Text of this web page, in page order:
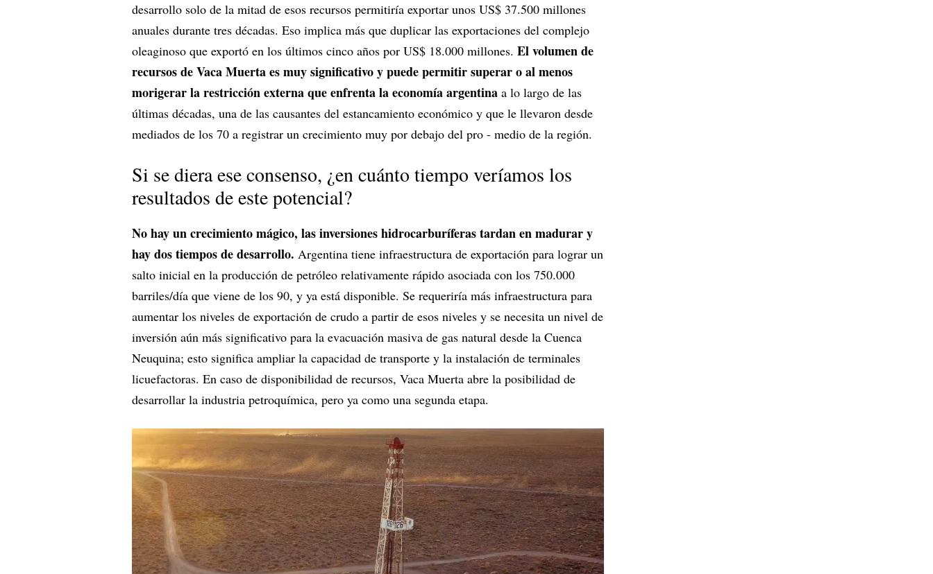
desarrollo solo de la mitad de esos recursos permitiría exportar unos US$ 37.500 millones
anuales durante tres décadas. Eso implica más que duplicar las exportaciones del complejo
oleaginoso que exportó en los últimos cinco años por US$ 18.000 millones. El volumen de
recursos de Vaca Muerta es muy significativo y puede permitir superar o al menos
morigerar la restricción externa que enfrenta la economía argentina a lo largo de las
últimas décadas, una de las causantes del estancamiento económico y que le llevaron desde
mediados de los 70 a registrar un crecimiento muy por debajo del pro - medio de la región.
Si se diera ese consenso, ¿en cuánto tiempo veríamos los
resultados de este potencial?
No hay un crecimiento mágico, las inversiones hidrocarburíferas tardan en madurar y
hay dos tiempos de desarrollo. Argentina tiene infraestructura de exportación para lograr un
salto inicial en la producción de petróleo relativamente rápido asociada con los 750.000
barriles/día que viene de los 90, y ya está disponible. Se requeriría más infraestructura para
aumentar los niveles de exportación de crudo a partir de esos niveles y se necesita un nivel de
inversión aún más significativo para la evacuación masiva de gas natural desde la Cuenca
Neuquina; esto significa ampliar la capacidad de transporte y la instalación de terminales
licuefactoras. En caso de disponibilidad de recursos, Vaca Muerta abre la posibilidad de
desarrollar la industria petroquímica, pero ya como una segunda etapa.